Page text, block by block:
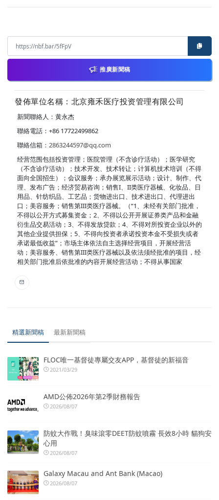
推廣新聞稿
發佈單位名稱：北京雍禾医疗投资管理有限公司
新聞聯絡人：黄永杰
聯絡電話：+86 17722499862
聯絡信箱： 2863244597@qq.com
经营范围包括投资管理；医院管理（不含诊疗活动）；医学研究
（不含诊疗活动）；技术开发、技术转让；计算机技术培训（不得
面向全国招生）；会议服务；承办展览展示活动；设计、制作、代
理、发布广告；经济贸易咨询；销售I、II类医疗器械、化妆品、日
用品、针纺织品、工艺品；货物进出口、技术进出口、代理进出
口；美容服务；销售第III类医疗器械。（“1、未经有关部门批准，
不得以公开方式募集资金；2、不得以公开开展证券类产品和金融
衍生品交易活动；3、不得发放贷款；4、不得对所投资企业以外的
其他企业提供担保；5、不得向投资者承诺投资本金不受损失或者
承诺最低收益”；市场主体依法自主选择经营项目，开展经营活
动；美容服务、销售第III类医疗器械以及依法须经批准的项目，经
相关部门批准后依批准的内容开展经营活动；不得从事国家
精選新聞稿 最新新聞稿
FLOC唯一基督徒專屬交友APP，基督徒的新福音
2021/03/29
AMD公佈2026年第2季財務報告
2026/08/07
防蚊大作戰！臭味滾零DEET防蚊噴霧 長效8小時 貓狗安
心用
2026/08/07
Galaxy Macau and Ant Bank (Macao)
2026/08/07